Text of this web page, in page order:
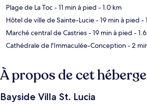
Plage de La Toc- 11 min à pied - 1.0 km
Hôtel de ville de Sainte-Lucie- 19 min à pied -
Marché central de Castries- 19 min à pied -
Cathédrale de l'Immaculée-Conception- 2
À propos de cet
Bayside Villa St. Lucia